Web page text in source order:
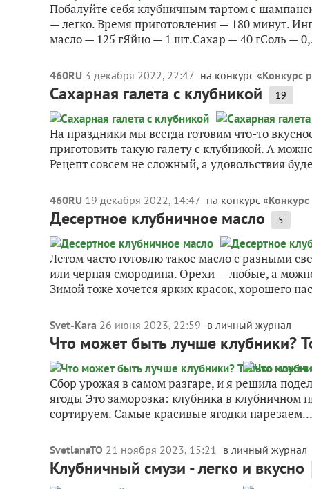
Побалуйте себя клубничным тартом с
— легко. Время приготовления — 180 минут.
масло — 125 гЯйцо — 1 шт.Сахар — 40 гСоль —
460RU 3 декабря 2022, 22:47 на конкурс «Конкурс
Сахарная галета с клубникой 19
На праздники мы всегда готовим что-то
приготовить такую галету с клубникой. А
Рецепт совсем не сложный, а удовольствия
460RU 19 декабря 2022, 14:47 на конкурс «
Десертное клубничное масло 5
Летом часто готовлю такое масло с разными
или черная смородина. Орехи — любые, а
Зимой тоже хочется ярких красок, хорошего
Svet-Kara 26 июня 2023, 22:59 в личный журнал
Что может быть лучше клубники?
Сбор урожая в самом разгаре, и я решила
ягоды Это заморозка: клубника в
сортируем. Самые красивые ягодки нарезаем...
SvetlanaTO 21 ноября 2023, 15:21 в личный журнал
Клубничный смузи - легко и вкусно